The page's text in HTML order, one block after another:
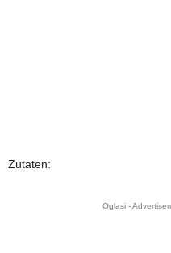
Zutaten:
Oglasi -